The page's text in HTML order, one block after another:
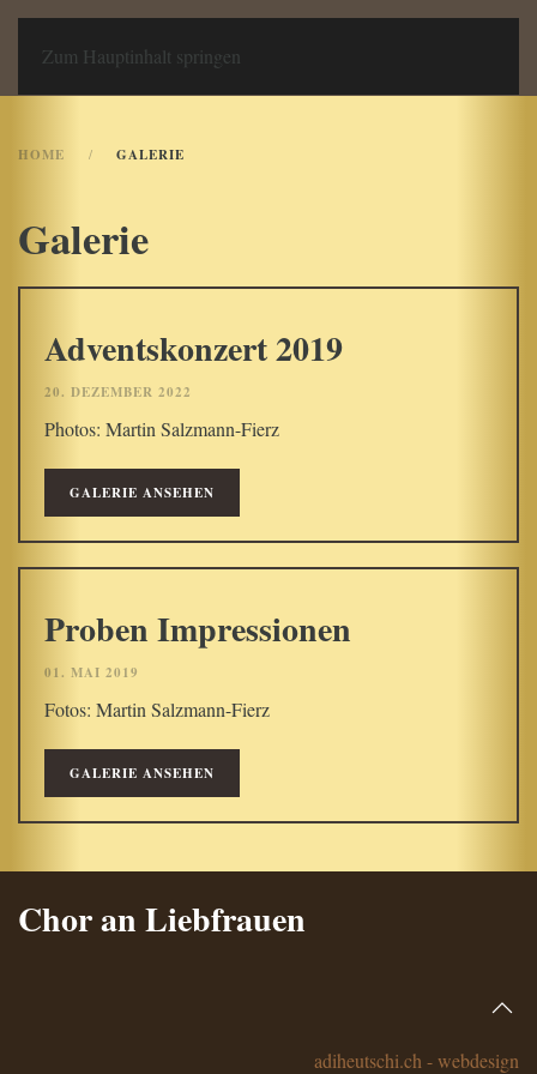
Zum Hauptinhalt springen
Chor an Liebfrauen
HOME GALERIE
Galerie
Adventskonzert 2019
20. DEZEMBER 2022
Photos: Martin Salzmann-Fierz
GALERIE ANSEHEN
Proben Impressionen
01. MAI 2019
Fotos: Martin Salzmann-Fierz
GALERIE ANSEHEN
Chor an Liebfrauen
adiheutschi.ch - webdesign